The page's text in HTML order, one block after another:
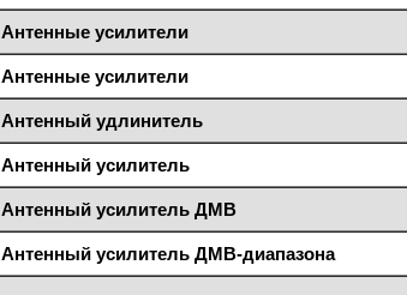
Антенные усилители
Антенные усилители
Антенный удлинитель
Антенный усилитель
Антенный усилитель ДМВ
Антенный усилитель ДМВ-диапазона